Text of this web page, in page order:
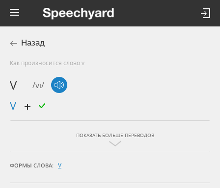
Назад
Как произносится слово v
V /vi/
ПОКАЗАТЬ БОЛЬШЕ ПЕРЕВОДОВ
ФОРМЫ СЛОВА: V